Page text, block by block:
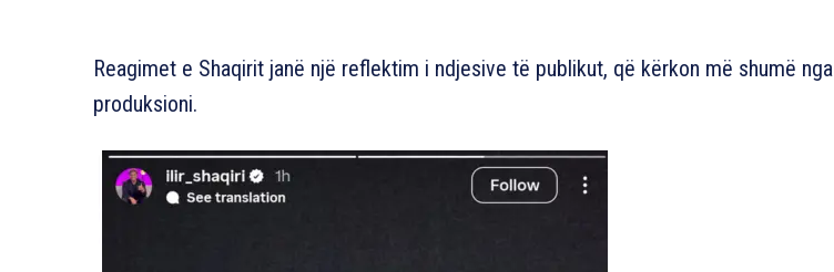
Reagimet e Shaqirit janë një reflektim i ndjesive të publikut, që kërkon më shumë nga
produksioni.